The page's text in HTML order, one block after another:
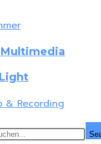
Multimedia
& Recording